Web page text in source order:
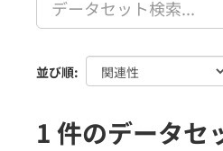
並び順
1 件のデータセ